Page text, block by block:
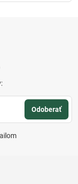
Odoberať